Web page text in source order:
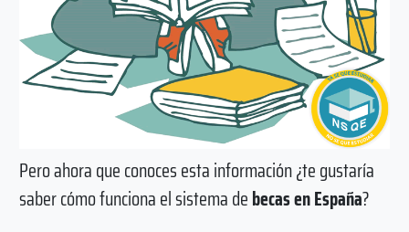
Pero ahora que conoces esta información ¿te gustaría
saber cómo funciona el sistema debecas en España?